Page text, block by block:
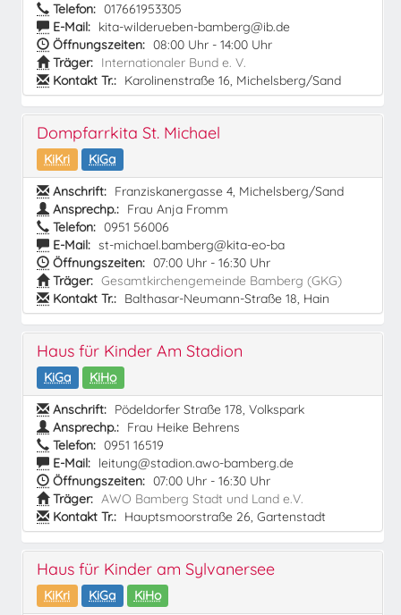
Telefon: 017661953305
E-Mail: kita-wilderueben-bamberg@ib.de
Öffnungszeiten: 08:00 Uhr - 14:00 Uhr
Träger: Internationaler Bund e. V.
Kontakt Tr.: Karolinenstraße 16, Michelsberg/Sand
Dompfarrkita St. Michael
KiKri
KiGa
Anschrift: Franziskanergasse 4, Michelsberg/Sand
Ansprechp.: Frau Anja Fromm
Telefon: 0951 56006
E-Mail: st-michael.bamberg@kita-eo-ba
Öffnungszeiten: 07:00 Uhr - 16:30 Uhr
Träger: Gesamtkirchengemeinde Bamberg (GKG)
Kontakt Tr.: Balthasar-Neumann-Straße 18, Hain
Haus für Kinder Am Stadion
KiGa
KiHo
Anschrift: Pödeldorfer Straße 178, Volkspark
Ansprechp.: Frau Heike Behrens
Telefon: 0951 16519
E-Mail: leitung@stadion.awo-bamberg.de
Öffnungszeiten: 07:00 Uhr - 16:30 Uhr
Träger: AWO Bamberg Stadt und Land e.V.
Kontakt Tr.: Hauptsmoorstraße 26, Gartenstadt
Haus für Kinder am Sylvanersee
KiKri KiGa
KiHo